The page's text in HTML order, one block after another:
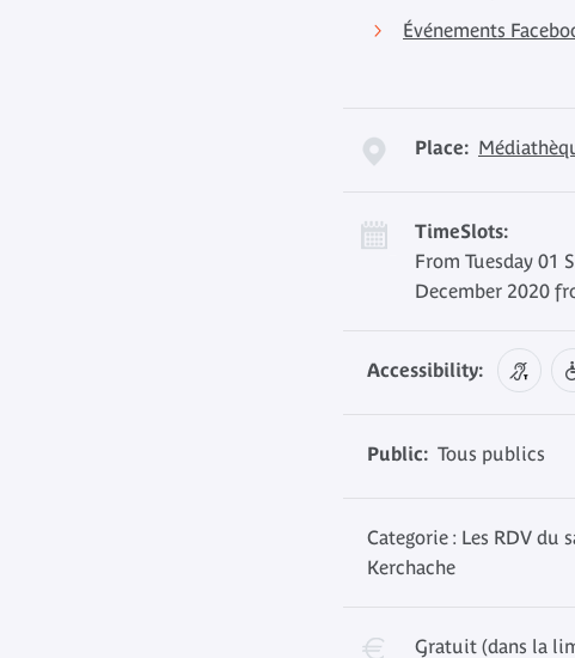
Événements
Place:
TimeSlots:
From Tuesday 01
December 2020
Accessibility:
Public: Tous publics
Categorie : Les RDV du
Kerchache
Gratuit (dans la